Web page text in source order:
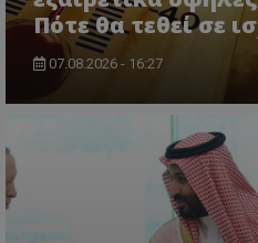
Πότε θα τεθεί σε
07.08.2026 - 16:27